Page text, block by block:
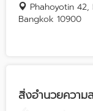
Phahoyotin
Bangkok 10900
สิ่งอำนวยความ